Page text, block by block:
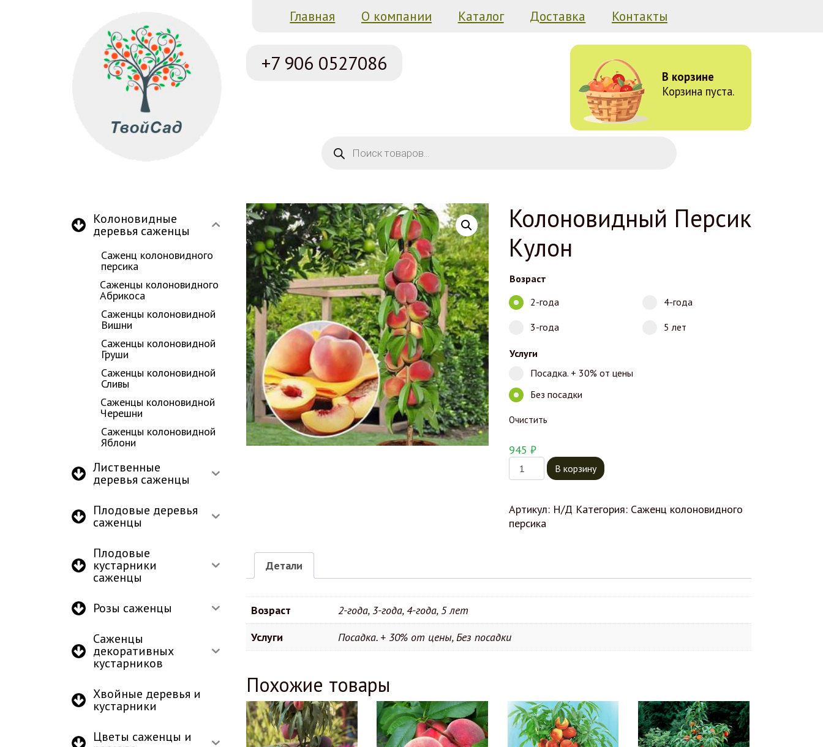
Главная О компании Каталог Доставка Контакты
+7 906 0527086
В корзине
Корзина пуста.
Колоновидные
деревья саженцы
Саженц колоновидного
персика
Саженцы колоновидного
Абрикоса
Саженцы колоновидной
Вишни
Саженцы колоновидной
Груши
Саженцы колоновидной
Сливы
Саженцы колоновидной
Черешни
Саженцы колоновидной
Яблони
Лиственные
деревья саженцы
Плодовые деревья
саженцы
Плодовые
кустарники
саженцы
Розы саженцы
Саженцы
декоративных
кустарников
Хвойные деревья и
кустарники
Цветы саженцы и
Колоновидный Персик
Кулон
Возраст
2-года
3-года
4-года
5 лет
Услуги
Посадка. + 30% от цены
Без посадки
Очистить
945 ₽
Количество товара Колоновидный Персик Кулон
В корзину
Артикул: Н/Д Категория: Саженц колоновидного
персика
Детали
Возраст
2-года, 3-года, 4-года, 5 лет
Услуги
Посадка. + 30% от цены, Без посадки
Похожие товары